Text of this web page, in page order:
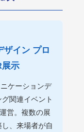
ザイン プロ
展示
ケーションデ
関連イベント
営。複数の展
、来場者が自